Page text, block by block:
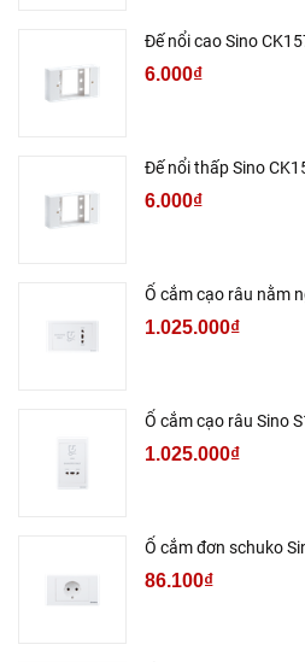
Đế nổi cao Sino
6.000₫
Đế nổi thấp Sino
6.000₫
Ổ cắm cạo râu nằm
1.025.000₫
Ổ cắm cạo râu Sino
1.025.000₫
Ổ cắm đơn schuko
86.100₫